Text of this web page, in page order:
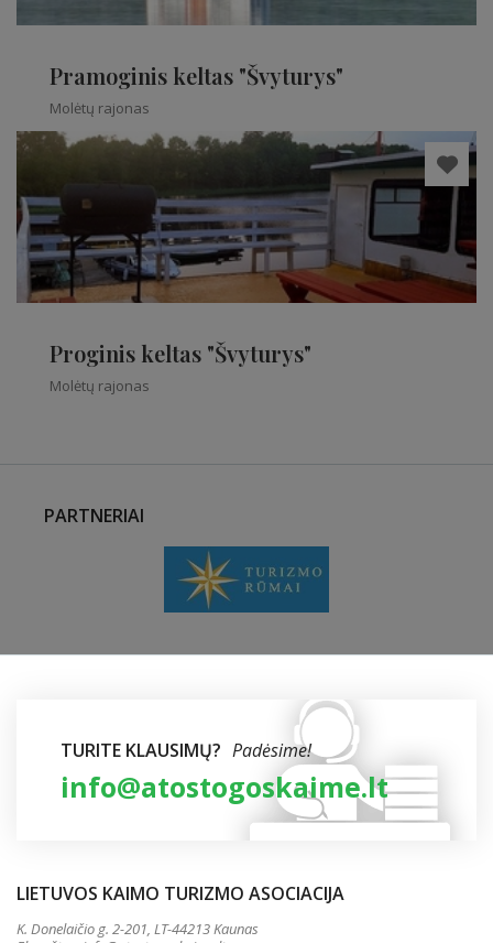
Pramoginis keltas "Švyturys"
Molėtų rajonas
Proginis keltas "Švyturys"
Molėtų rajonas
PARTNERIAI
TURITE KLAUSIMŲ? Padėsime!
info@atostogoskaime.lt
LIETUVOS KAIMO TURIZMO ASOCIACIJA
K. Donelaičio g. 2-201, LT-44213 Kaunas